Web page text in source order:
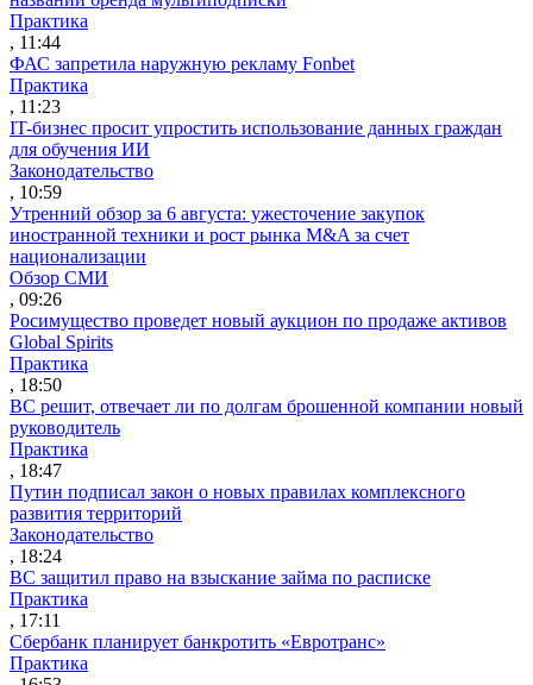
Практика
, 11:44
ФАС запретила наружную рекламу Fonbet
Практика
, 11:23
IT-бизнес просит упростить использование данных граждан
для обучения ИИ
Законодательство
, 10:59
Утренний обзор за 6 августа: ужесточение закупок
иностранной техники и рост рынка M&A за счет
национализации
Обзор СМИ
, 09:26
Росимущество проведет новый аукцион по продаже активов
Global Spirits
Практика
, 18:50
ВС решит, отвечает ли по долгам брошенной компании новый
руководитель
Практика
, 18:47
Путин подписал закон о новых правилах комплексного
развития территорий
Законодательство
, 18:24
ВС защитил право на взыскание займа по расписке
Практика
, 17:11
Сбербанк планирует банкротить «Евротранс»
Практика